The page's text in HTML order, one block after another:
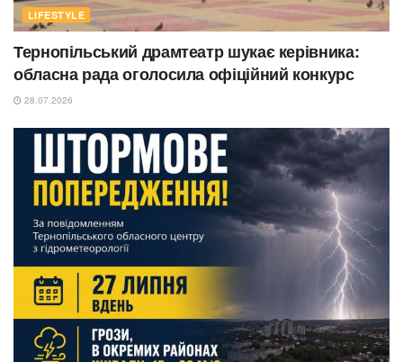
LIFESTYLE
Тернопільський драмтеатр шукає керівника:
обласна рада оголосила офіційний конкурс
28.07.2026